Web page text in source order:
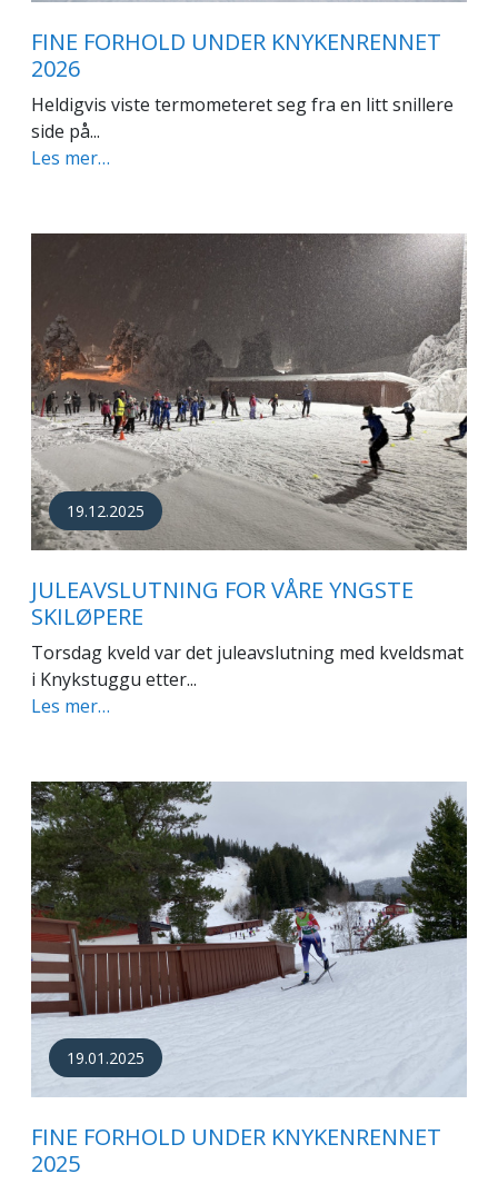
FINE FORHOLD UNDER KNYKENRENNET
2026
Heldigvis viste termometeret seg fra en litt snillere
side på...
Les mer…
19.12.2025
JULEAVSLUTNING FOR VÅRE YNGSTE
SKILØPERE
Torsdag kveld var det juleavslutning med kveldsmat
i Knykstuggu etter...
Les mer…
19.01.2025
FINE FORHOLD UNDER KNYKENRENNET
2025